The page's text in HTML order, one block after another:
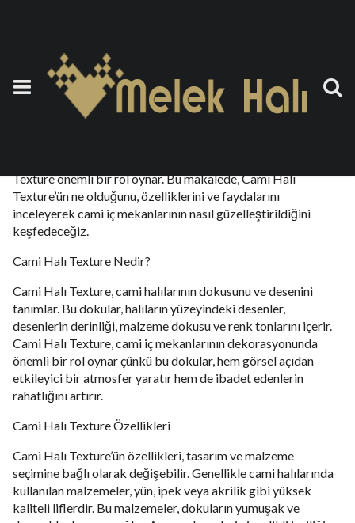
Cami Halı Texture
5 Ekim 2023 by teoman
Texture önemli bir rol oynar. Bu makalede, Cami Halı
Texture’ün ne olduğunu, özelliklerini ve faydalarını
inceleyerek cami iç mekanlarının nasıl güzelleştirildiğini
keşfedeceğiz.
Cami Halı Texture Nedir?
Cami Halı Texture, cami halılarının dokusunu ve desenini
tanımlar. Bu dokular, halıların yüzeyindeki desenler,
desenlerin derinliği, malzeme dokusu ve renk tonlarını içerir.
Cami Halı Texture, cami iç mekanlarının dekorasyonunda
önemli bir rol oynar çünkü bu dokular, hem görsel açıdan
etkileyici bir atmosfer yaratır hem de ibadet edenlerin
rahatlığını artırır.
Cami Halı Texture Özellikleri
Cami Halı Texture’ün özellikleri, tasarım ve malzeme
seçimine bağlı olarak değişebilir. Genellikle cami halılarında
kullanılan malzemeler, yün, ipek veya akrilik gibi yüksek
kaliteli liflerdir. Bu malzemeler, dokuların yumuşak ve